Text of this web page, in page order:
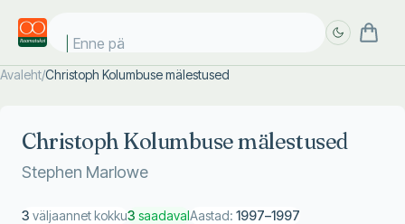
Enne päi
Avaleht/Christoph Kolumbuse mälestused
Christoph Kolumbuse mälestused
Stephen Marlowe
3 väljaannet kokku3 saadavalAastad: 1997–1997